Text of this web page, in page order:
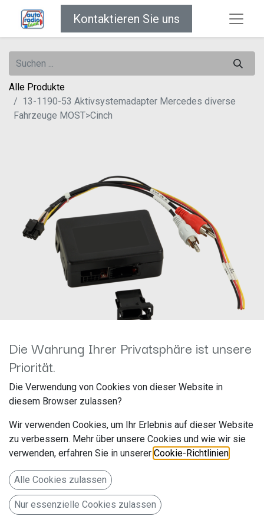
Kontaktieren Sie uns
Alle Produkte
13-1190-53 Aktivsystemadapter Mercedes diverse
Fahrzeuge MOST>Cinch
13-1190-53
Aktivsystemadapter Mercedes
diverse Fahrzeuge MOST>Cinch
Artikelnummer: 13-1190-53
acv GmbH
Straßburger Allee 10-12
Die Wahrung Ihrer Privatsphäre ist unsere
Priorität.
Die Verwendung von Cookies von dieser Website in
diesem Browser zulassen?
Wir verwenden Cookies, um Ihr Erlebnis auf dieser Website
zu verbessern. Mehr über unsere Cookies und wie wir sie
verwenden, erfahren Sie in unserer Cookie-Richtlinien
Alle Cookies zulassen
Nur essenzielle Cookies zulassen